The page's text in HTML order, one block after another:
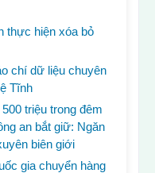
thực hiện xóa bỏ
chí dữ liệu chuyên
Tĩnh
triệu trong đêm
an bắt giữ: Ngăn
biên giới
gia chuyển hàng